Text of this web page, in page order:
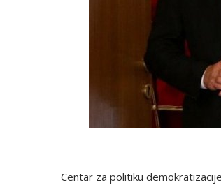
Centar za politiku